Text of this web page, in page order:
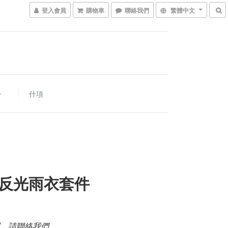
登入會員 購物車 聯絡我們 繁體中文
什項
光雨衣套件